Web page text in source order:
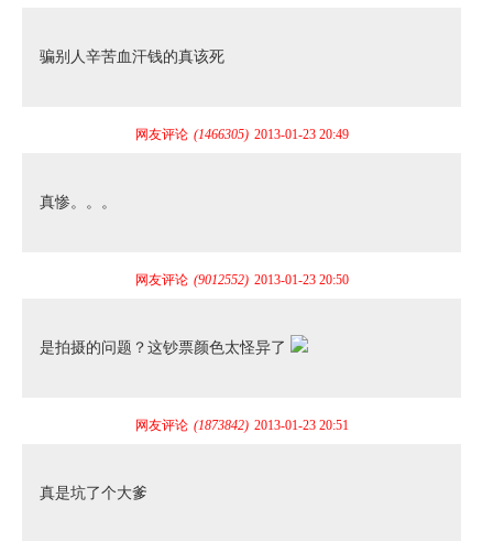
骗别人辛苦血汗钱的真该死
网友评论 (1466305) 2013-01-23 20:49
真惨。。。
网友评论 (9012552) 2013-01-23 20:50
是拍摄的问题？这钞票颜色太怪异了
网友评论 (1873842) 2013-01-23 20:51
真是坑了个大爹